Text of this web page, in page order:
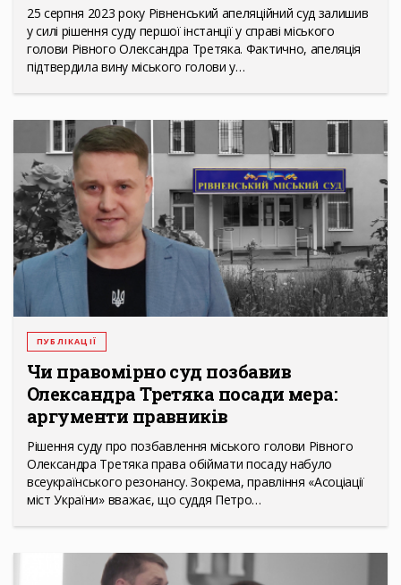
25 серпня 2023 року Рівненський апеляційний суд залишив
у силі рішення суду першої інстанції у справі міського
голови Рівного Олександра Третяка. Фактично, апеляція
підтвердила вину міського голови у…
ПУБЛІКАЦІЇ
Чи правомірно суд позбавив
Олександра Третяка посади мера:
аргументи правників
Рішення суду про позбавлення міського голови Рівного
Олександра Третяка права обіймати посаду набуло
всеукраїнського резонансу. Зокрема, правління «Асоціації
міст України» вважає, що суддя Петро…